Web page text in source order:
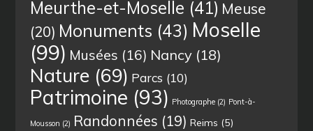
Meurthe-et-Moselle (41) Meuse
(20) Monuments (43) Moselle
(99) Musées (16) Nancy (18)
Nature (69) Parcs (10)
Patrimoine (93) Photographe (2) Pont-à-
Mousson (2) Randonnées (19) Reims (5)